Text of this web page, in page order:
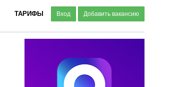
ТАРИФЫ Вход Добавить вакансию